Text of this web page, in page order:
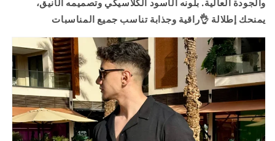
والجودة العالية. بلونه الأسود الكلاسيكي وتصميمه الأنيق،
يمنحك إطلالة 👌راقية وجذابة تناسب جميع المناسبات